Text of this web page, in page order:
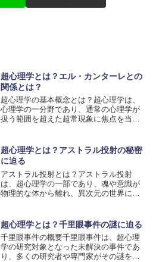
超心理学とは？エル・カンターレとの
関係とは？
超心理学の基本概念とは？超心理学は、
心理学の一分野であり、通常の心理学が
扱う範囲を超えた超常現象に焦点を当て
などが含まれます。これらの現象は科学
的には証明されていないも...
超心理学とは？アストラル投射の秘密
に迫る
アストラル投射とは？アストラル投射
は、超心理学の一部であり、魂や意識が
物理的な体から離れ、異次元の世界に存
実践で広く知られており、近年では科学
的な研究も進んでいます。ア...
超心理学とは？千里眼事件の謎に迫る
千里眼事件の概要千里眼事件は、超心理
学の研究対象となった未解決の事件であ
り、多くの研究者や専門家がその謎を解